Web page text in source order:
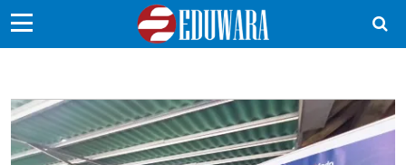
Sekolah Kita
Vokasi